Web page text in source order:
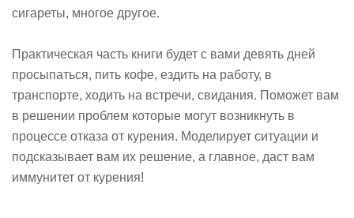
сигареты, многое другое.
Практическая часть книги будет с вами девять дней
просыпаться, пить кофе, ездить на работу, в
транспорте, ходить на встречи, свидания. Поможет вам
в решении проблем которые могут возникнуть в
процессе отказа от курения. Моделирует ситуации и
подсказывает вам их решение, а главное, даст вам
иммунитет от курения!